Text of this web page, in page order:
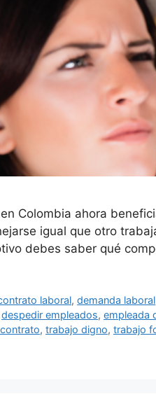
Colombia ahora
igual que otro
debes saber qué
laboral,demanda laboral
despedir empleados, empleada
, trabajo digno, trabajo